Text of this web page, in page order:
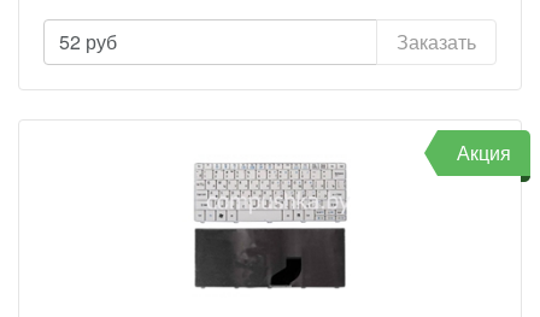
52 руб Заказать
Акция